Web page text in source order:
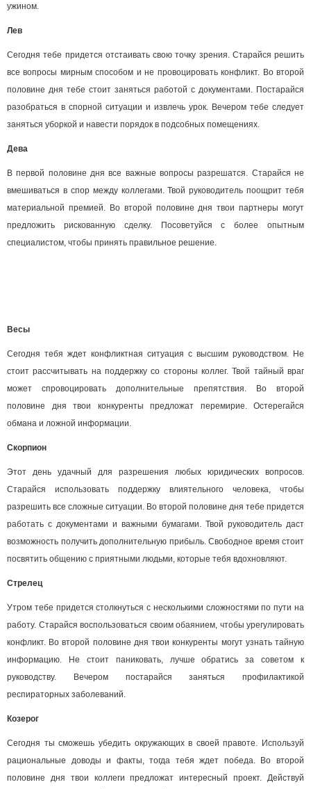
ужином.
Лев
Сегодня тебе придется отстаивать свою точку зрения. Старайся решить
все вопросы мирным способом и не провоцировать конфликт. Во второй
половине дня тебе стоит заняться работой с документами. Постарайся
разобраться в спорной ситуации и извлечь урок. Вечером тебе следует
заняться уборкой и навести порядок в подсобных помещениях.
Дева
В первой половине дня все важные вопросы разрешатся. Старайся не
вмешиваться в спор между коллегами. Твой руководитель поощрит тебя
материальной премией. Во второй половине дня твои партнеры могут
предложить рискованную сделку. Посоветуйся с более опытным
специалистом, чтобы принять правильное решение.
Весы
Сегодня тебя ждет конфликтная ситуация с высшим руководством. Не
стоит рассчитывать на поддержку со стороны коллег. Твой тайный враг
может спровоцировать дополнительные препятствия. Во второй
половине дня твои конкуренты предложат перемирие. Остерегайся
обмана и ложной информации.
Скорпион
Этот день удачный для разрешения любых юридических вопросов.
Старайся использовать поддержку влиятельного человека, чтобы
разрешить все сложные ситуации. Во второй половине дня тебе придется
работать с документами и важными бумагами. Твой руководитель даст
возможность получить дополнительную прибыль. Свободное время стоит
посвятить общению с приятными людьми, которые тебя вдохновляют.
Стрелец
Утром тебе придется столкнуться с несколькими сложностями по пути на
работу. Старайся воспользоваться своим обаянием, чтобы урегулировать
конфликт. Во второй половине дня твои конкуренты могут узнать тайную
информацию. Не стоит паниковать, лучше обратись за советом к
руководству. Вечером постарайся заняться профилактикой
респираторных заболеваний.
Козерог
Сегодня ты сможешь убедить окружающих в своей правоте. Используй
рациональные доводы и факты, тогда тебя ждет победа. Во второй
половине дня твои коллеги предложат интересный проект. Действуй